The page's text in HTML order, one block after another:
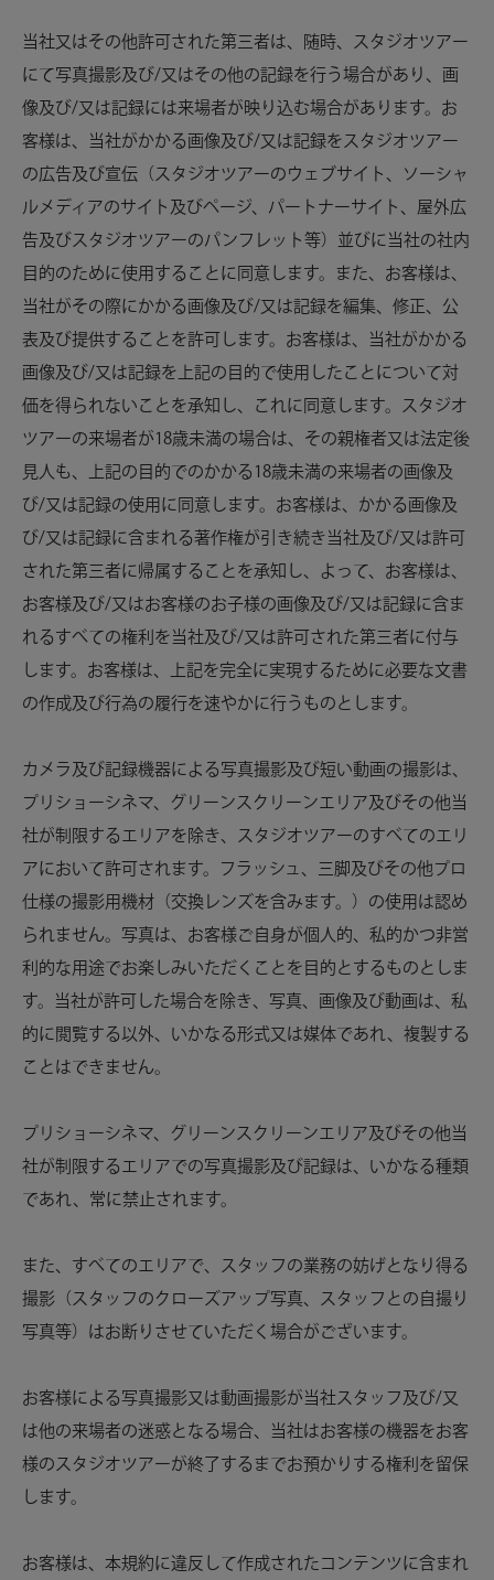
当社又はその他許可された第三者は、随時、スタジオツアー
にて写真撮影及び/又はその他の記録を行う場合があり、画
像及び/又は記録には来場者が映り込む場合があります。お
客様は、当社がかかる画像及び/又は記録をスタジオツアー
の広告及び宣伝（スタジオツアーのウェブサイト、ソーシャ
ルメディアのサイト及びページ、パートナーサイト、屋外広
告及びスタジオツアーのパンフレット等）並びに当社の社内
目的のために使用することに同意します。また、お客様は、
当社がその際にかかる画像及び/又は記録を編集、修正、公
表及び提供することを許可します。お客様は、当社がかかる
画像及び/又は記録を上記の目的で使用したことについて対
価を得られないことを承知し、これに同意します。スタジオ
ツアーの来場者が18歳未満の場合は、その親権者又は法定後
見人も、上記の目的でのかかる18歳未満の来場者の画像及
び/又は記録の使用に同意します。お客様は、かかる画像及
び/又は記録に含まれる著作権が引き続き当社及び/又は許可
された第三者に帰属することを承知し、よって、お客様は、
お客様及び/又はお客様のお子様の画像及び/又は記録に含ま
れるすべての権利を当社及び/又は許可された第三者に付与
します。お客様は、上記を完全に実現するために必要な文書
の作成及び行為の履行を速やかに行うものとします。
カメラ及び記録機器による写真撮影及び短い動画の撮影は、
プリショーシネマ、グリーンスクリーンエリア及びその他当
社が制限するエリアを除き、スタジオツアーのすべてのエリ
アにおいて許可されます。フラッシュ、三脚及びその他プロ
仕様の撮影用機材（交換レンズを含みます。）の使用は認め
られません。写真は、お客様ご自身が個人的、私的かつ非営
利的な用途でお楽しみいただくことを目的とするものとしま
す。当社が許可した場合を除き、写真、画像及び動画は、私
的に閲覧する以外、いかなる形式又は媒体であれ、複製する
ことはできません。
プリショーシネマ、グリーンスクリーンエリア及びその他当
社が制限するエリアでの写真撮影及び記録は、いかなる種類
であれ、常に禁止されます。
また、すべてのエリアで、スタッフの業務の妨げとなり得る
撮影（スタッフのクローズアップ写真、スタッフとの自撮り
写真等）はお断りさせていただく場合がございます。
お客様による写真撮影又は動画撮影が当社スタッフ及び/又
は他の来場者の迷惑となる場合、当社はお客様の機器をお客
様のスタジオツアーが終了するまでお預かりする権利を留保
します。
お客様は、本規約に違反して作成されたコンテンツに含まれ